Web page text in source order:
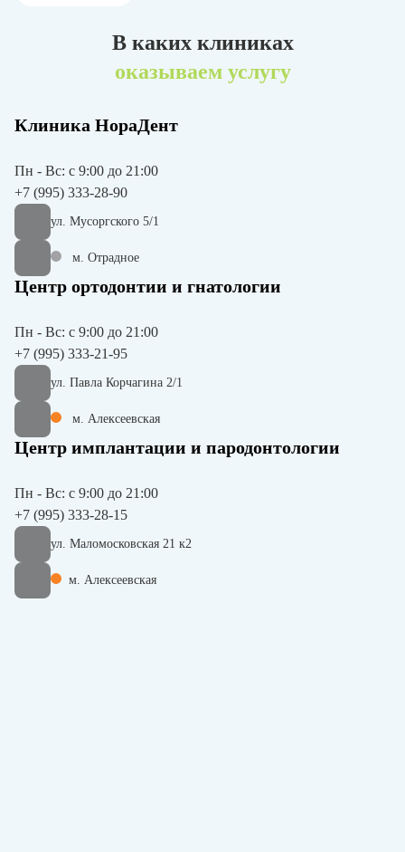
В каких клиниках
оказываем услугу
Клиника НораДент
Пн - Вс: с 9:00 до 21:00
+7 (995) 333-28-90
ул. Мусоргского 5/1
м. Отрадное
Центр ортодонтии и гнатологии
Пн - Вс: с 9:00 до 21:00
+7 (995) 333-21-95
ул. Павла Корчагина 2/1
м. Алексеевская
Центр имплантации и пародонтологии
Пн - Вс: с 9:00 до 21:00
+7 (995) 333-28-15
ул. Маломосковская 21 к2
м. Алексеевская